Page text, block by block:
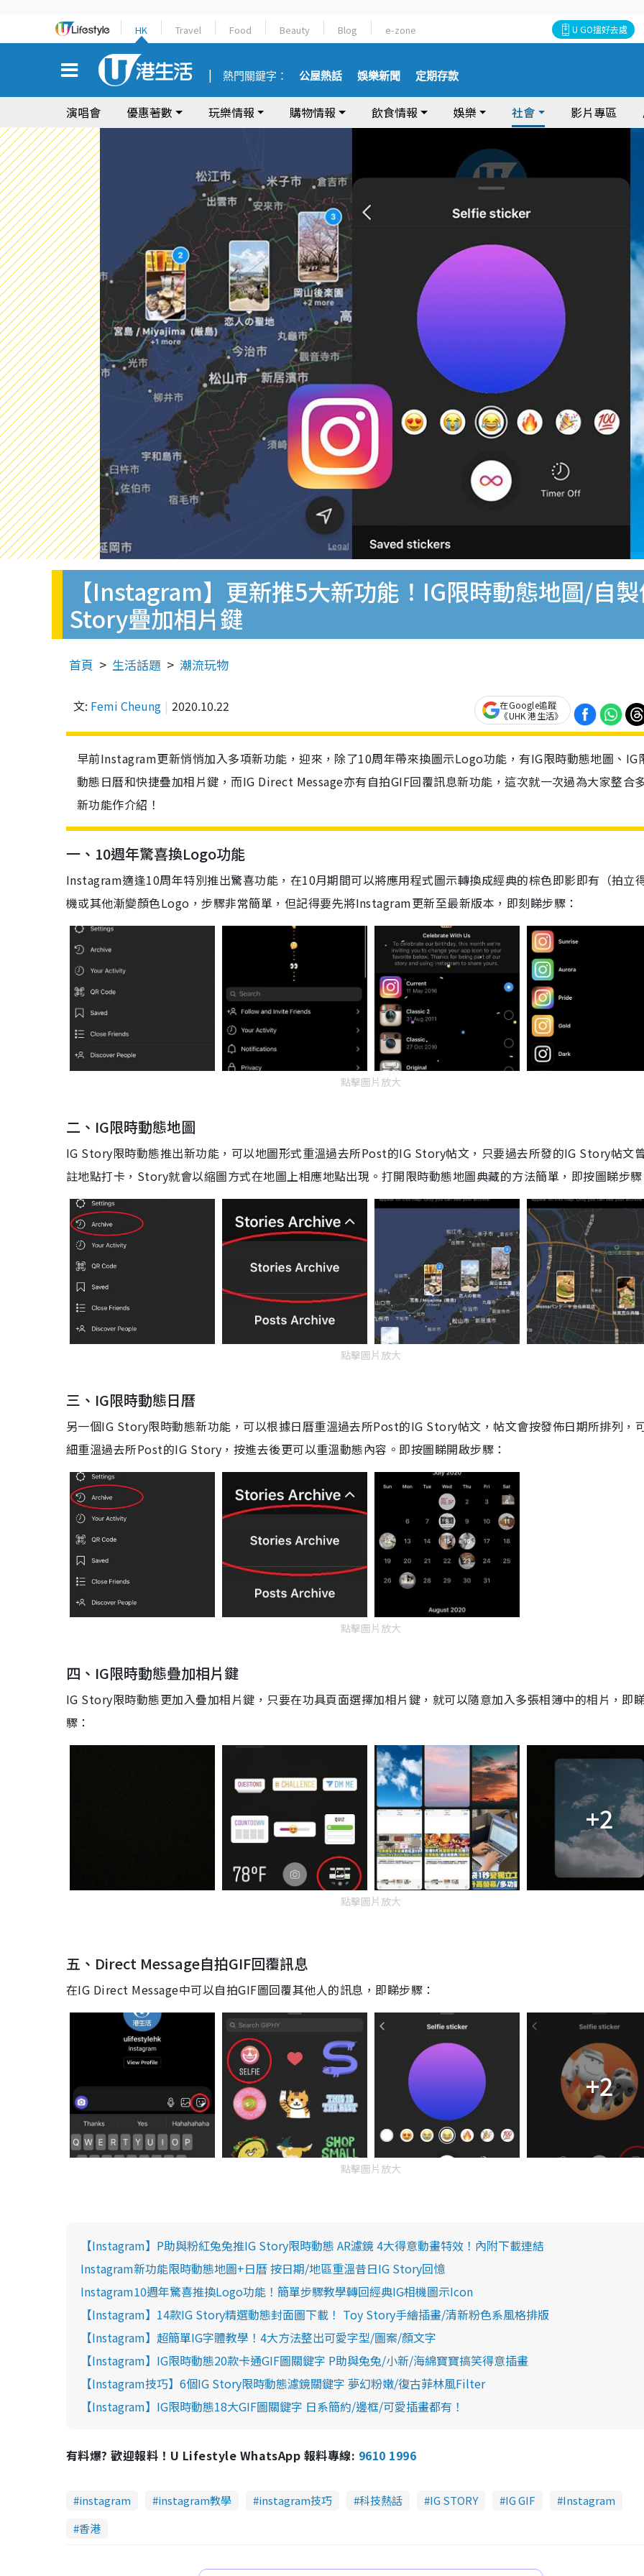
HK Travel Food Beauty Blog e-zone U GO搵好去處
熱門關鍵字： 公屋熱話 娛樂新聞 定期存款
演唱會 優惠著數 玩樂情報 購物情報 飲食情報 娛樂 社會 影片專區
【Instagram】更新推5大新功能！IG限時動態地圖/自
Story疊加相片鍵
首頁 生活話題 潮流玩物
文: Femi Cheung 2020.10.22
在Google追蹤
《UHK 港生活》
早前Instagram更新悄悄加入多項新功能，迎來，除了10周年帶來換圖示Logo功能，有IG限時動態地圖、IG
動態日曆和快捷疊加相片鍵，而IG Direct Message亦有自拍GIF回覆訊息新功能，這次就一次過為大家整合
新功能作介紹！
一、 10週年驚喜換Logo功能
Instagram適逢10周年特別推出驚喜功能，在10月期間可以將應用程式圖示轉換成經典的棕色即影即有（拍立
機或其他漸變顏色Logo ，步驟非常簡單，但記得要先將Instagram更新至最新版本，即刻睇步驟：
點擊圖片放大
二、 IG限時動態地圖
IG Story限時動態推出新功能，可以地圖形式重溫過去所Post的IG Story帖文，只要過去所發的IG Story帖文
註地點打卡， Story就會以縮圖方式在地圖上相應地點出現。打開限時動態地圖典藏的方法簡單，即按圖睇步
點擊圖片放大
三、 IG限時動態日曆
另一個IG Story限時動態新功能，可以根據日曆重溫過去所Post的IG Story帖文， 帖文會按發佈日期所排列，
細重溫過去所Post的IG Story ，按進去後更可以重溫動態內容 。 即按圖睇開啟步驟 ：
點擊圖片放大
四、 IG限時動態疊加相片鍵
IG Story限時動態更加入疊加相片鍵，只要在功具頁面選擇加相片鍵，就可以隨意加入多張相簿中的相片，即
驟 ：
+2
點擊圖片放大
五、 Direct Message自拍GIF回覆訊息
在IG Direct Message中可以自拍GIF圖回覆其他人的訊息， 即睇步驟 ：
+2
點擊圖片放大
【Instagram】P助與粉紅兔兔推IG Story限時動態 AR濾鏡 4大得意動畫特效！內附下載連結
Instagram新功能限時動態地圖+日曆 按日期/地區重溫昔日IG Story回憶
Instagram10週年驚喜推換Logo功能！簡單步驟教學轉回經典IG相機圖示Icon
【Instagram】14款IG Story精選動態封面圖下載！ Toy Story手繪插畫/清新粉色系風格排版
【Instagram】超簡單IG字體教學！4大方法整出可愛字型/圖案/顏文字
【Instagram】IG限時動態20款卡通GIF圖關鍵字 P助與兔兔/小新/海綿寶寶搞笑得意插畫
【Instagram技巧】6個IG Story限時動態濾鏡關鍵字 夢幻粉嫩/復古菲林風Filter
【Instagram】IG限時動態18大GIF圖關鍵字 日系簡約/邊框/可愛插畫都有！
有料爆? 歡迎報料！U Lifestyle WhatsApp 報料專線: 9610 1996
instagram instagram教學 instagram技巧 科技熱話 IG STORY IG GIF
Instagram
香港